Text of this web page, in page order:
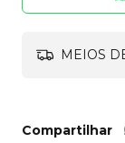
MEIOS
Compartilhar